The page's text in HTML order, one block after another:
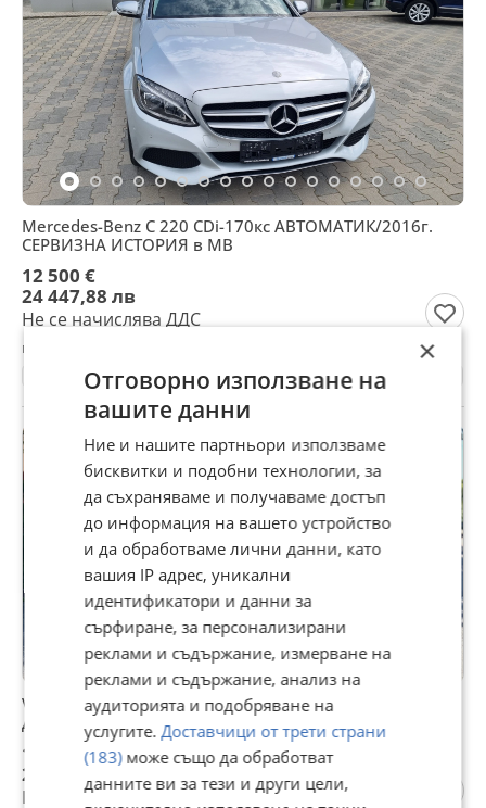
Mercedes-Benz C 220 CDi-170кс АВТОМАТИК/2016г.
СЕРВИЗНА ИСТОРИЯ в МВ
12 500 €
24 447,88 лв
Не се начислява ДДС
гр. Сливен, вчера, 17:20
271000 км. 2016 Дизелов 170 к.с. Автоматична
VW Golf R-Line/2.0TDI/DSG/Digital/Масаж/
Дистроник/Carplay/
10 990 €
21 494,57 лв
Цената е с включен ДДС
×
Отговорно използване на
вашите данни
Ние и нашите партньори използваме
бисквитки и подобни технологии, за
да съхраняваме и получаваме достъп
до информация на вашето устройство
и да обработваме лични данни, като
вашия IP адрес, уникални
идентификатори и данни за
сърфиране, за персонализирани
реклами и съдържание, измерване на
реклами и съдържание, анализ на
аудиторията и подобряване на
услугите.Доставчици от трети страни
(183)може също да обработват
данните ви за тези и други цели,